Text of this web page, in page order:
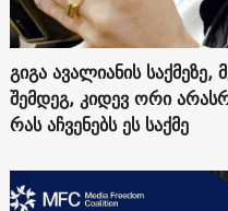
გიგა ავალიანის
შემდეგ, კიდევ ორი
რას აჩვენებს ეს საქმე